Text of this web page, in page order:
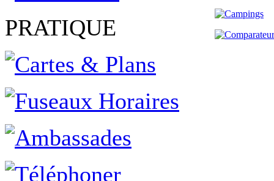
PRATIQUE